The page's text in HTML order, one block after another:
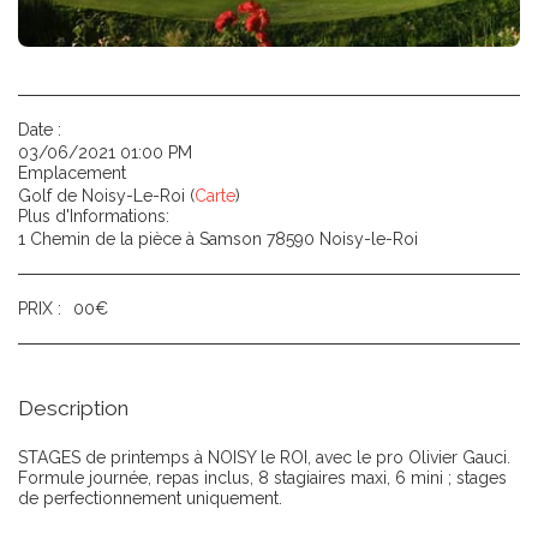
Date :
03/06/2021 01:00 PM
Emplacement
Golf de Noisy-Le-Roi (Carte)
Plus d'Informations:
1 Chemin de la pièce à Samson 78590 Noisy-le-Roi
PRIX : 00€
Description
STAGES de printemps à NOISY le ROI, avec le pro Olivier Gauci.
Formule journée, repas inclus, 8 stagiaires maxi, 6 mini ; stages
de perfectionnement uniquement.